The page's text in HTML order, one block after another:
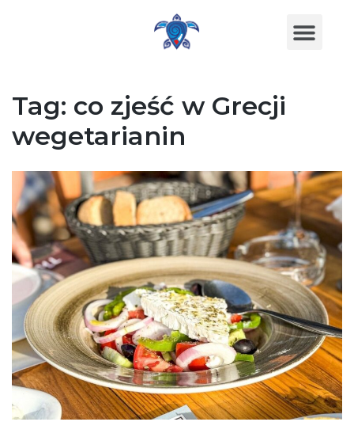
Tag: co zjeść w Grecji
wegetarianin